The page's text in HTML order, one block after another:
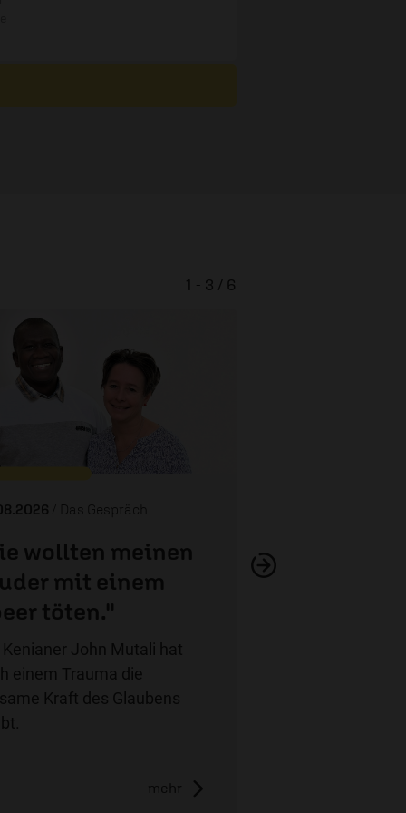
/ Das Gespräch
wollten meinen
mit einem
töten."
Kenianer John Mutali hat
einem Trauma die
Kraft des Glaubens
mehr
1 - 3 / 6